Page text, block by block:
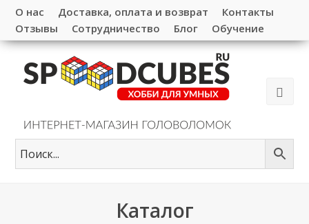
О нас Доставка, оплата и возврат
Контакты
Отзывы
Сотрудничество Блог Обучение
Каталог